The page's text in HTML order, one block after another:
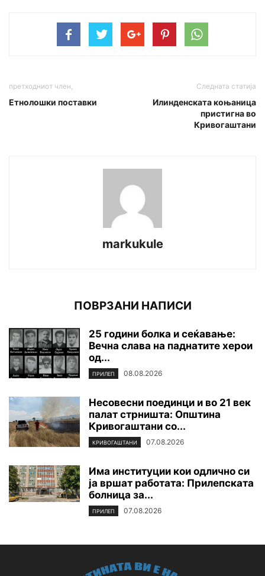
претходниот член,
Етнолошки поставки
Следната статија
Илинденската коњаница
пристигна во
Кривогаштани
markukule
ПОВРЗАНИ НАПИСИ
25 години болка и сеќавање:
Вечна слава на паднатите xepoи
од...
ПРИЛЕП 08.08.2026
Несовесни поединци и во 21 век
палат стрништа: Општина
Кривогаштани со...
КРИВОГАШТАНИ 07.08.2026
Има институции кои одлично си
ја вршат работата: Прилепската
болница за...
ПРИЛЕП 07.08.2026